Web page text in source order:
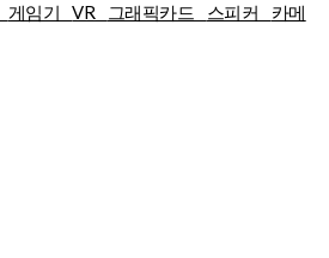
게임기VR 그래픽카드 스피커 카메